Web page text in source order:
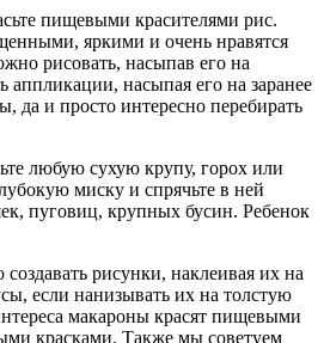
пищевыми красителями рис.
яркими и очень нравятся
рисовать, насыпав его на
аппликации, насыпая его на заранее
да и просто интересно перебирать
любую сухую крупу, горох или
миску и спрячьте в ней
пуговиц, крупных бусин. Ребенок
рисунки, наклеивая их на
если нанизывать их на толстую
макароны красят пищевыми
красками. Также мы советуем